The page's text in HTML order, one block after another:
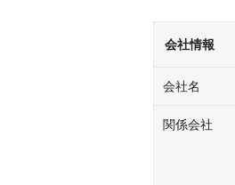
会社情報
会社名
関係会社